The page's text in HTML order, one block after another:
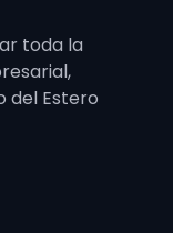
toda la
del Estero